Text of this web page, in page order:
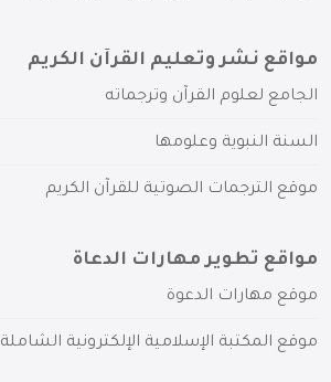
مواقع نشر وتعليم القرآن الكريم
الجامع لعلوم القرآن وترجماته
السنة النبوية وعلومها
موقع الترجمات الصوتية للقرآن الكريم
مواقع تطوير مهارات الدعاة
موقع مهارات الدعوة
موقع المكتبة الإسلامية الإلكترونية الشاملة